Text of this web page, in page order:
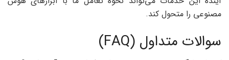
مصنوعی را متحول کند.
سوالات متداول (FAQ)